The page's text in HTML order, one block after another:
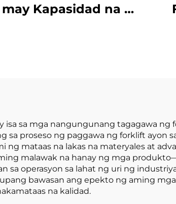
may Kapasidad na 4
motor ng ISUZU
isa sa mga nangungunang tagagawa
sa proseso ng paggawa ng forklift ayon
mataas na lakas na materyales at
malawak na hanay ng mga
sa operasyon sa lahat ng uri ng
bawasan ang epekto ng aming
na kalidad.